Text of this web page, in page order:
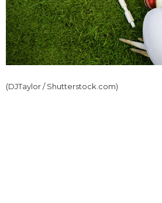
(DJTaylor / Shutterstock.com)